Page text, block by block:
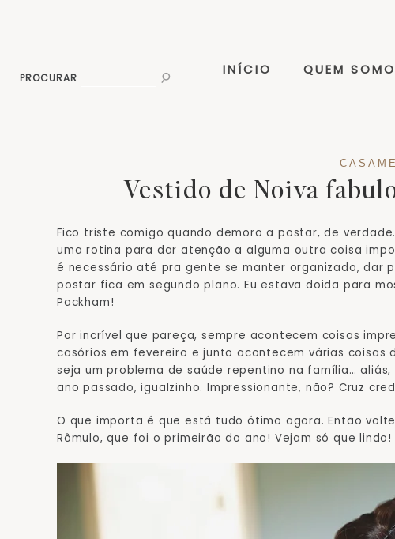
PROCURAR
INÍCIO QUEM
Vestido de Noiva
Fico triste comigo quando demoro a postar, de
uma rotina para dar atenção a alguma outra coisa
é necessário até pra gente se manter organizado, dar
postar fica em segundo plano. Eu estava doida para
Packham!
Por incrível que pareça, sempre acontecem coisas
casórios em fevereiro e junto acontecem várias coisas
seja um problema de saúde repentino na família…
ano passado, igualzinho. Impressionante, não? Cruz
O que importa é que está tudo ótimo agora. Então
Rômulo, que foi o primeirão do ano! Vejam só que lindo!